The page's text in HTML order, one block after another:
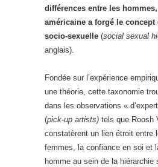
différences entre les
américaine a forgé le concept
socio-sexuelle (social sexual
anglais).
Fondée sur l’expérience
une théorie, cette taxonomie
dans les observations «
(pick-up artists) tels que Roosh
constatèrent un lien étroit entre
femmes, la confiance en soi et
homme au sein de la hiérarchie